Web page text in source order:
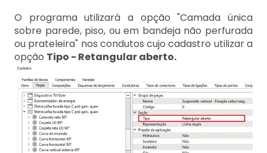
O programa utilizará a opção "Camada única
sobre parede, piso, ou em bandeja não perfurada
ou prateleira" nos condutos cujo cadastro utilizar a
opção Tipo - Retangular aberto.